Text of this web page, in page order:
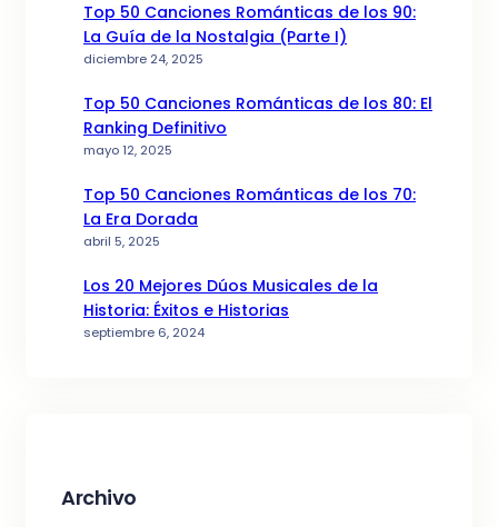
Top 50 Canciones Románticas de los 90:
La Guía de la Nostalgia (Parte I)
diciembre 24, 2025
Top 50 Canciones Románticas de los 80: El
Ranking Definitivo
mayo 12, 2025
Top 50 Canciones Románticas de los 70:
La Era Dorada
abril 5, 2025
Los 20 Mejores Dúos Musicales de la
Historia: Éxitos e Historias
septiembre 6, 2024
Archivo